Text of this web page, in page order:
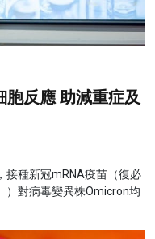
胞反應 助減重症及
接種新冠mRNA疫苗（復必
）對病毒變異株Omicron均